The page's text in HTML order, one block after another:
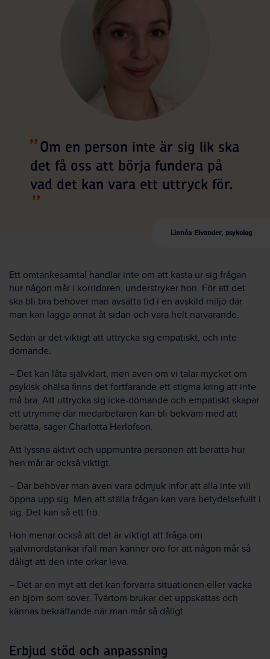
Om en person inte är sig lik ska
det få oss att börja fundera på
vad det kan vara ett uttryck för.
Linnéa Elvander, psykolog
Ett omtankesamtal handlar inte om att kasta ur sig frågan
hur någon mår i korridoren, understryker hon. För att det
ska bli bra behöver man avsätta tid i en avskild miljö där
man kan lägga annat åt sidan och vara helt närvarande.
Sedan är det viktigt att uttrycka sig empatiskt, och inte
dömande.
– Det kan låta självklart, men även om vi talar mycket om
psykisk ohälsa finns det fortfarande ett stigma kring att inte
må bra. Att uttrycka sig icke-dömande och empatiskt skapar
ett utrymme där medarbetaren kan bli bekväm med att
berätta, säger Charlotta Herlofson.
Att lyssna aktivt och uppmuntra personen att berätta hur
hen mår är också viktigt.
– Där behöver man även vara ödmjuk inför att alla inte vill
öppna upp sig. Men att ställa frågan kan vara betydelsefullt i
sig. Det kan så ett frö.
Hon menar också att det är viktigt att fråga om
självmordstankar ifall man känner oro för att någon mår så
dåligt att den inte orkar leva.
– Det är en myt att det kan förvärra situationen eller väcka
en björn som sover. Tvärtom brukar det uppskattas och
kännas bekräftande när man mår så dåligt.
Erbjud stöd och anpassning